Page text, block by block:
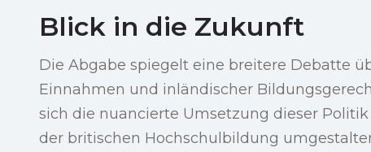
Blick in die Zukunft
Die Abgabe spiegelt eine breitere Debatte
Einnahmen und inländischer
sich die nuancierte Umsetzung dieser
der britischen Hochschulbildung